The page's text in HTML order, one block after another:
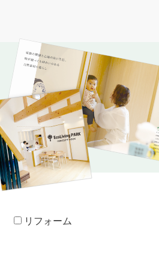
リフォーム